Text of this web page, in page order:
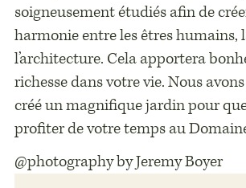
soigneusement étudiés afin de
harmonie entre les êtres humains,
l’architecture. Cela apportera
richesse dans votre vie. Nous
créé un magnifique jardin pour
profiter de votre temps au
@photography by Jeremy Boyer